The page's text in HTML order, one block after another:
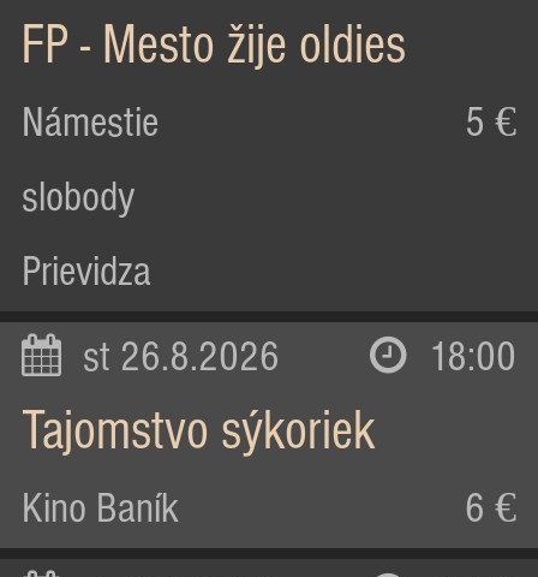
FP - Mesto žije oldies
Námestie
slobody
Prievidza
5 €
st 26.8.2026 18:00
Tajomstvo sýkoriek
Kino Baník 6 €